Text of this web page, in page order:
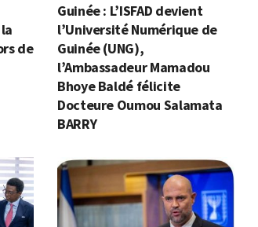
de
Guinée : L’ISFAD devient
l’Université Numérique de
Guinée (UNG),
l’Ambassadeur Mamadou
Bhoye Baldé félicite
Docteure Oumou Salamata
BARRY